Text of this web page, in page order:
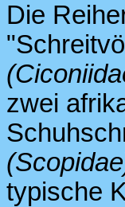
Die
zwei
typische